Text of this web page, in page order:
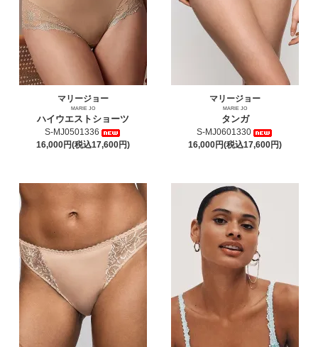
マリージョー
MARIE JO
ハイウエストショーツ
S-MJ0501336
16,000円(税込17,600円)
マリージョー
MARIE JO
タンガ
S-MJ0601330
16,000円(税込17,600円)